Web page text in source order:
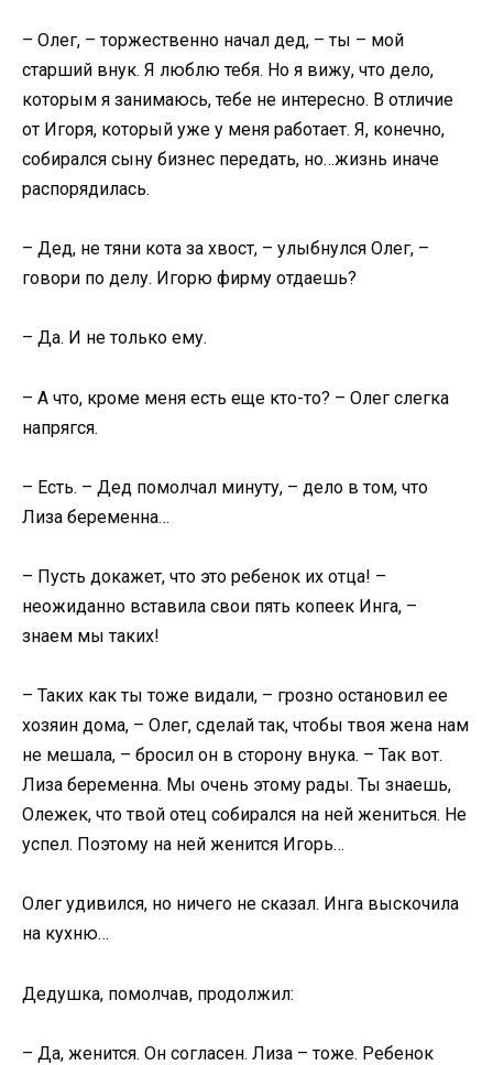
– Олег, – торжественно начал дед, – ты – мой
старший внук. Я люблю тебя. Но я вижу, что дело,
которым я занимаюсь, тебе не интересно. В отличие
от Игоря, который уже у меня работает. Я, конечно,
собирался сыну бизнес передать, но…жизнь иначе
распорядилась.
– Дед, не тяни кота за хвост, – улыбнулся Олег, –
говори по делу. Игорю фирму отдаешь?
– Да. И не только ему.
– А что, кроме меня есть еще кто-то? – Олег слегка
напрягся.
– Есть. – Дед помолчал минуту, – дело в том, что
Лиза беременна…
– Пусть докажет, что это ребенок их отца! –
неожиданно вставила свои пять копеек Инга, –
знаем мы таких!
– Таких как ты тоже видали, – грозно остановил ее
хозяин дома, – Олег, сделай так, чтобы твоя жена нам
не мешала, – бросил он в сторону внука. – Так вот.
Лиза беременна. Мы очень этому рады. Ты знаешь,
Олежек, что твой отец собирался на ней жениться. Не
успел. Поэтому на ней женится Игорь…
Олег удивился, но ничего не сказал. Инга выскочила
на кухню…
Дедушка, помолчав, продолжил:
– Да, женится. Он согласен. Лиза – тоже. Ребенок